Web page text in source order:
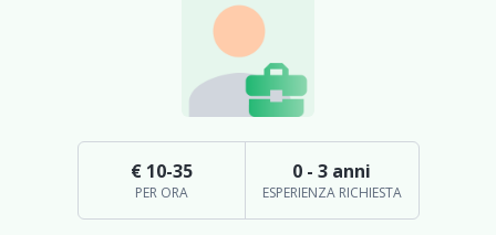
€ 10-35
PER ORA
0 - 3 anni
ESPERIENZA RICHIESTA